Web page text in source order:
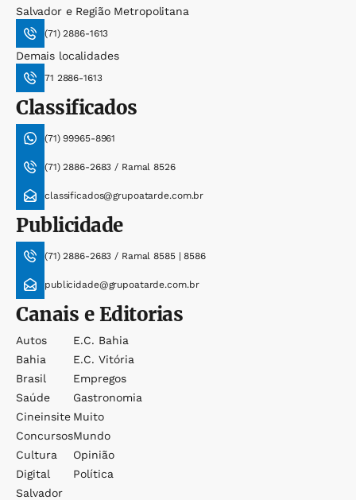
Salvador e Região Metropolitana
(71) 2886-1613
Demais localidades
71 2886-1613
Classificados
(71) 99965-8961
(71) 2886-2683 / Ramal 8526
classificados@grupoatarde.com.br
Publicidade
(71) 2886-2683 / Ramal 8585 | 8586
publicidade@grupoatarde.com.br
Canais e Editorias
Autos
Bahia
Brasil
Saúde
Cineinsite
Concursos
Cultura
Digital
Salvador
E.c. Bahia
E.c. Vitória
Empregos
Gastronomia
Muito
Mundo
Opinião
Política